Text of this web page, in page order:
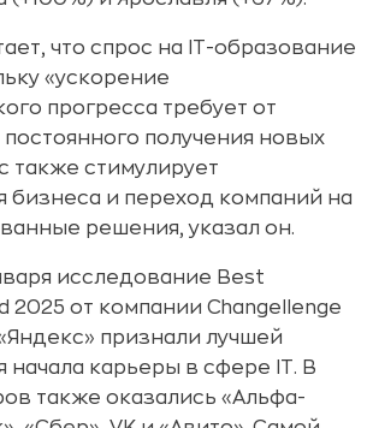
что спрос на IT-образование
«ускорение
прогресса требует от
получения новых
также стимулирует
бизнеса и переход компаний на
решения, указал он.
исследование Best
2025 от компании Changellenge
признали лучшей
начала карьеры в сфере IT. В
также оказались «Альфа-